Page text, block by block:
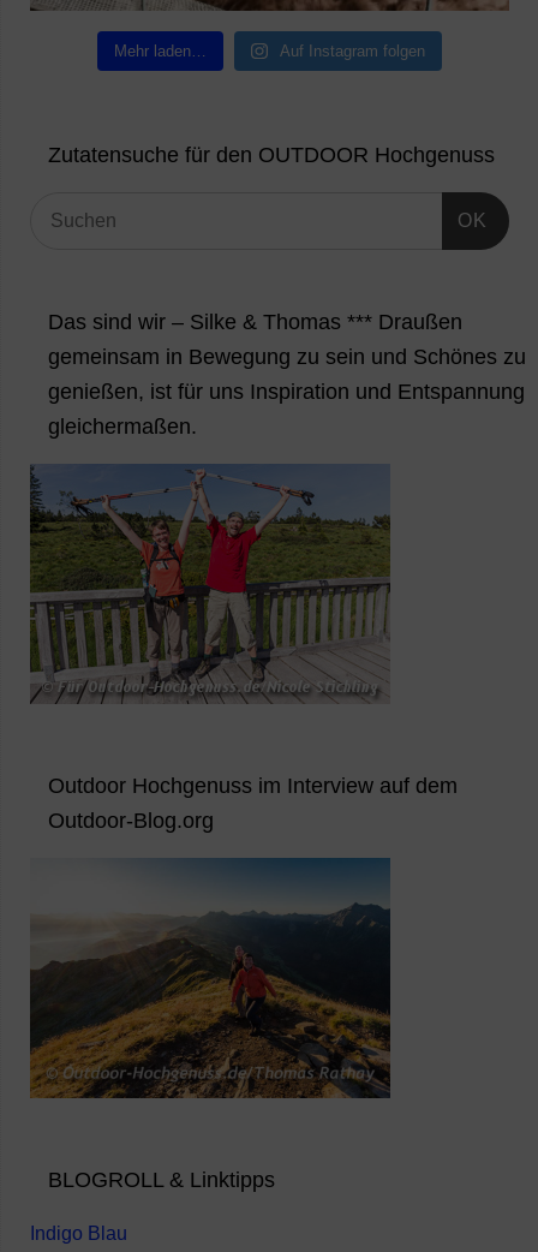
Mehr laden… Auf Instagram folgen
Zutatensuche für den OUTDOOR Hochgenuss
OK
Das sind wir – Silke & Thomas *** Draußen
gemeinsam in Bewegung zu sein und Schönes zu
genießen, ist für uns Inspiration und Entspannung
gleichermaßen.
Outdoor Hochgenuss im Interview auf dem
Outdoor-Blog.org
BLOGROLL & Linktipps
Indigo Blau